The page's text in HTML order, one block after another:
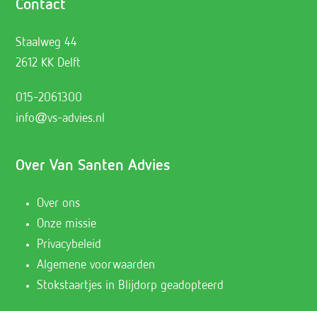
Contact
Staalweg 44
2612 KK Delft
015-2061300
info@vs-advies.nl
Over Van Santen Advies
Over ons
Onze missie
Privacybeleid
Algemene voorwaarden
Stokstaartjes in Blijdorp geadopteerd